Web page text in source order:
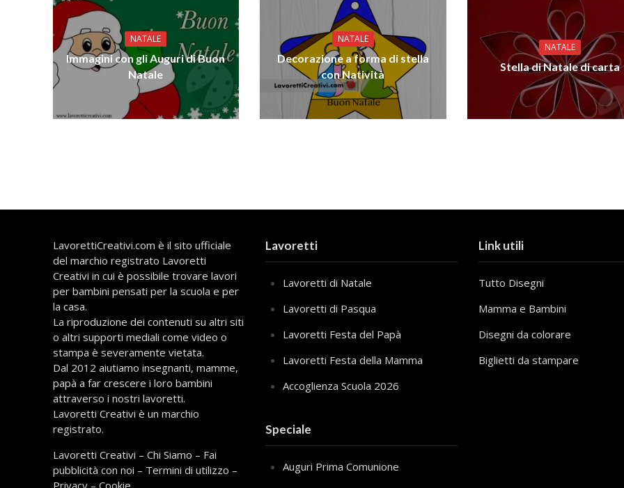
NATALE
Immagini con gli Auguri di Buon
Natale
NATALE
Decorazione a forma di stella
con Natività
NATALE
Stella di Natale di carta
LavorettiCreativi.com è il sito ufficiale
del marchio registrato Lavoretti
Creativi in cui è possibile trovare lavori
per bambini pensati per la scuola e per
la casa.
La riproduzione dei contenuti su altri siti
o altri supporti mediali come video o
stampa è severamente vietata.
Dal 2012 aiutiamo insegnanti, mamme,
papà a far crescere i loro bambini
attraverso i nostri lavoretti.
Lavoretti Creativi è un marchio
registrato.
Lavoretti Creativi – Chi Siamo – Fai
pubblicità con noi – Termini di utilizzo –
Privacy– Cookie
Lavoretti
Lavoretti di Natale
Lavoretti di Pasqua
Lavoretti Festa del Papà
Lavoretti Festa della Mamma
Accoglienza Scuola 2026
Speciale
Auguri Prima Comunione
Link utili
Tutto Disegni
Mamma e Bambini
Disegni da colorare
Biglietti da stampare